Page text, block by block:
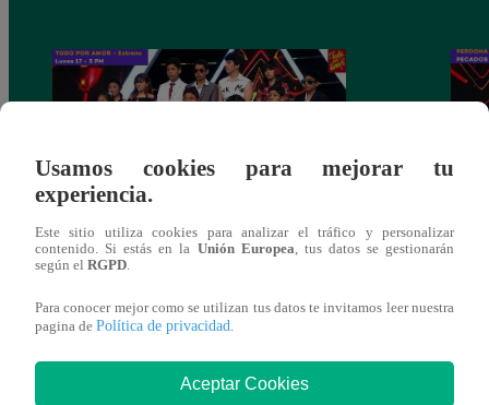
Ricardo Morán dio el pase a los conciertos
Usamos cookies para mejorar tu
experiencia.
Este sitio utiliza cookies para analizar el tráfico y personalizar
contenido. Si estás en la Unión Europea, tus datos se gestionarán
según el RGPD.
Para conocer mejor como se utilizan tus datos te invitamos leer nuestra
pagina de Política de privacidad.
Aceptar Cookies